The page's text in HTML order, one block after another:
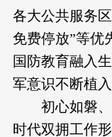
各大公共服务
免费停放”等
国防教育融入
军意识不断植
初心如磐
时代双拥工作